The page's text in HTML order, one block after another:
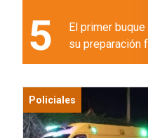
5
El primer
su preparación
Policiales